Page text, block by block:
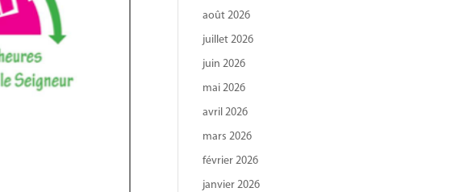
août 2026
juillet 2026
juin 2026
mai 2026
avril 2026
mars 2026
février 2026
janvier 2026